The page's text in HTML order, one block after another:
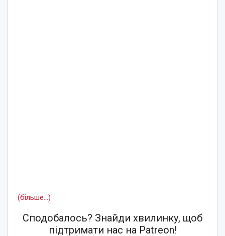
(більше…)
Сподобалось? Знайди хвилинку, щоб
підтримати нас на Patreon!